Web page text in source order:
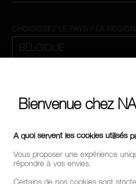
CHOISISSEZ LE PAYS / LA REGION
Bienvenue chez
A quoi servent les cookies utilisés
Vous proposer une expérience
répondre à vos envies.
Certains de nos cookies sont